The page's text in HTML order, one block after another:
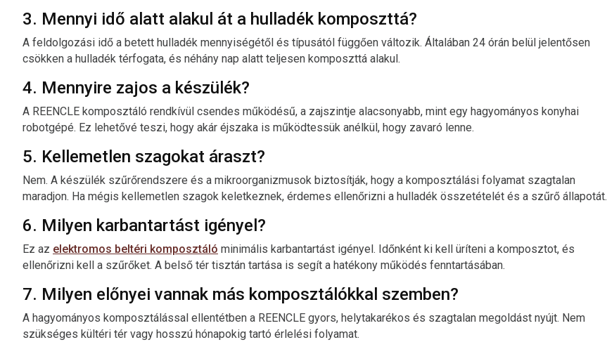
3. Mennyi idő alatt alakul át a hulladék komposzttá?
A feldolgozási idő a betett hulladék mennyiségétől és típusától függően változik. Általában 24 órán belül jelentősen
csökken a hulladék térfogata, és néhány nap alatt teljesen komposzttá alakul.
4. Mennyire zajos a készülék?
A REENCLE komposztáló rendkívül csendes működésű, a zajszintje alacsonyabb, mint egy hagyományos konyhai
robotgépé. Ez lehetővé teszi, hogy akár éjszaka is működtessük anélkül, hogy zavaró lenne.
5. Kellemetlen szagokat áraszt?
Nem. A készülék szűrőrendszere és a mikroorganizmusok biztosítják, hogy a komposztálási folyamat szagtalan
maradjon. Ha mégis kellemetlen szagok keletkeznek, érdemes ellenőrizni a hulladék összetételét és a szűrő állapotát.
6. Milyen karbantartást igényel?
Ez az elektromos beltéri komposztáló minimális karbantartást igényel. Időnként ki kell üríteni a komposztot, és
ellenőrizni kell a szűrőket. A belső tér tisztán tartása is segít a hatékony működés fenntartásában.
7. Milyen előnyei vannak más komposztálókkal szemben?
A hagyományos komposztálással ellentétben a REENCLE gyors, helytakarékos és szagtalan megoldást nyújt. Nem
szükséges kültéri tér vagy hosszú hónapokig tartó érlelési folyamat.